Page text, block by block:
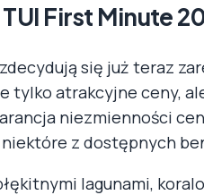
First Minute
się już teraz
tylko atrakcyjne ceny,
niezmienności
z dostępnych
lagunami,